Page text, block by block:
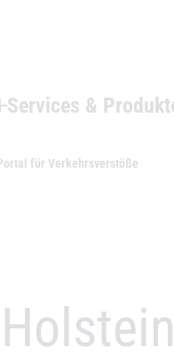
Services &
für Verkehrsverstöße